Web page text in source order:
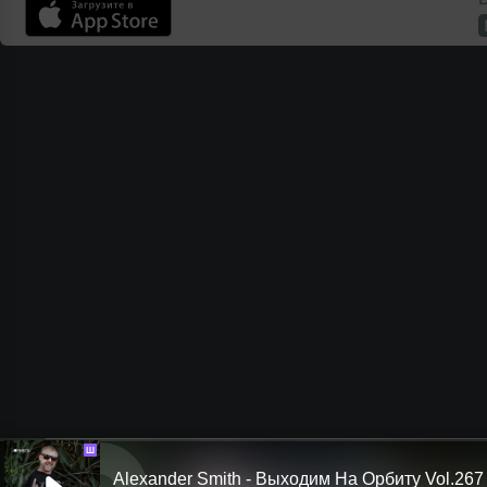
Ш
Alexander Smith - Выходим На Орбиту Vol.267